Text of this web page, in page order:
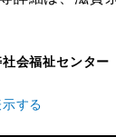
会福祉センター